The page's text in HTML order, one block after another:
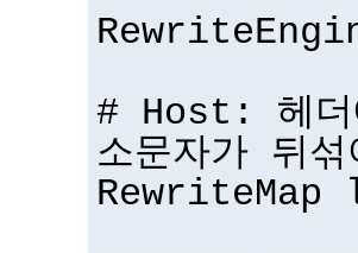
# Host: 헤더
소문자가 뒤